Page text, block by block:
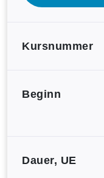
Kursnummer
Beginn
Dauer, UE